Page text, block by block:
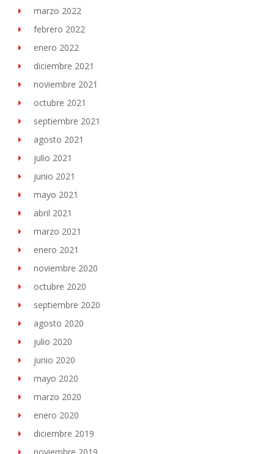
marzo 2022
febrero 2022
enero 2022
diciembre 2021
noviembre 2021
octubre 2021
septiembre 2021
agosto 2021
julio 2021
junio 2021
mayo 2021
abril 2021
marzo 2021
enero 2021
noviembre 2020
octubre 2020
septiembre 2020
agosto 2020
julio 2020
junio 2020
mayo 2020
marzo 2020
enero 2020
diciembre 2019